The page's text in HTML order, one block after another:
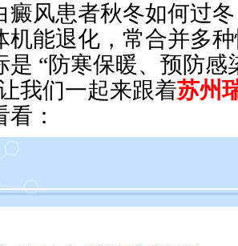
患者秋冬如何过冬
机能退化，常合并多
是 “防寒保暖、预防感
我们一起来跟着苏州
：